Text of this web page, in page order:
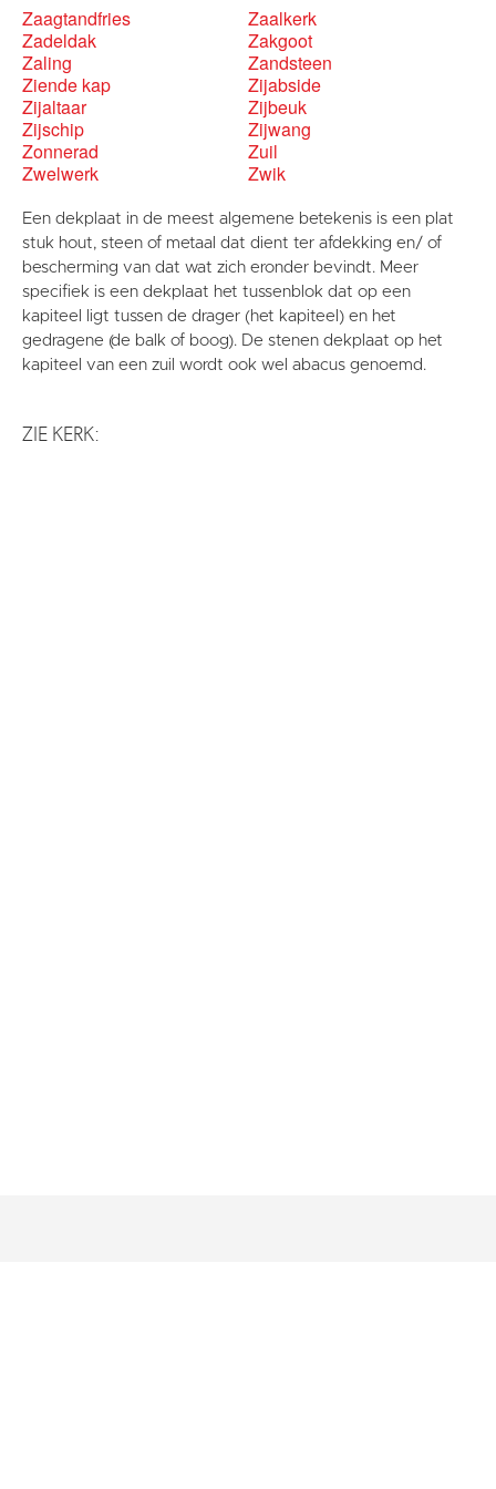
Zaagtandfries
Zaalkerk
Zadeldak
Zakgoot
Zaling
Zandsteen
Ziende kap
Zijabside
Zijaltaar
Zijbeuk
Zijschip
Zijwang
Zonnerad
Zuil
Zwelwerk
Zwik
Een dekplaat in de meest algemene betekenis is een plat
stuk hout, steen of metaal dat dient ter afdekking en/ of
bescherming van dat wat zich eronder bevindt. Meer
specifiek is een dekplaat het tussenblok dat op een
kapiteel ligt tussen de drager (het kapiteel) en het
gedragene (de balk of boog). De stenen dekplaat op het
kapiteel van een zuil wordt ook wel abacus genoemd.
ZIE KERK: